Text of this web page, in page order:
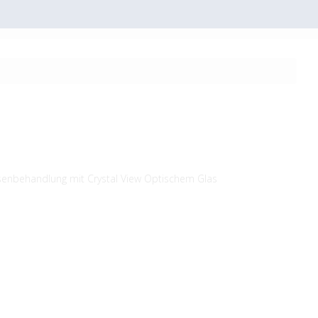
mit Crystal View Optischem Glas